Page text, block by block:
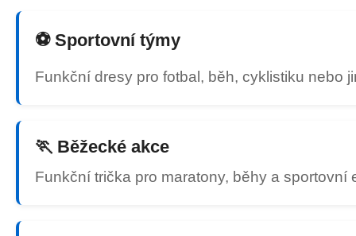
⚽ Sportovní týmy
Funkční dresy pro fotbal, běh, cyklistiku nebo
🏃 Běžecké akce
Funkční trička pro maratony, běhy a sportovní